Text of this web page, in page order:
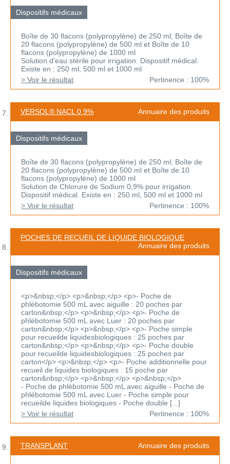
Dispositifs médicaux
Boîte de 30 flacons (polypropylène) de 250 ml; Boîte de
20 flacons (polypropylène) de 500 ml et Boîte de 10
flacons (polypropylène) de 1000 ml
Solution d'eau stérile pour irrigation. Dispositif médical.
Existe en : 250 ml, 500 ml et 1000 ml
> Voir le résultat
Pertinence : 100%
VERSOL® NACL 0.9% Annuaire des produits
Dispositifs médicaux
Boîte de 30 flacons (polypropylène) de 250 ml; Boîte de
20 flacons (polypropylène) de 500 ml et Boîte de 10
flacons (polypropylène) de 1000 ml
Solution de Chlorure de Sodium 0,9% pour irrigation.
Dispositif médical. Existe en : 250 ml, 500 ml et 1000 ml
> Voir le résultat
Pertinence : 100%
POCHES DE RECUEIL DE LIQUIDE BIOLOGIQUE
Annuaire des produits
Dispositifs médicaux
<p>&nbsp;</p> <p>&nbsp;</p> <p>- Poche de
phlébotomie 500 mL avec aiguille : 20 poches par
carton&nbsp;</p> <p>&nbsp;</p> <p>- Poche de
phlébotomie 500 mL avec Luer : 20 poches par
carton&nbsp;</p> <p>&nbsp;</p> <p>- Poche simple
pour recueilde liquidesbiologiques : 25 poches par
carton&nbsp;</p> <p>&nbsp;</p> <p>- Poche double
pour recueilde liquidesbiologiques : 25 poches par
carton</p> <p>&nbsp;</p> <p>- Poche additionnelle pour
recueil de liquides biologiques : 15 poche par
carton&nbsp;</p> <p>&nbsp;</p> <p>&nbsp;</p>
- Poche de phlébotomie 500 mL avec aiguille - Poche de
phlébotomie 500 mL avec Luer - Poche simple pour
recueilde liquides biologiques - Poche double [...]
> Voir le résultat
Pertinence : 100%
TRANSPLANT Annuaire des produits